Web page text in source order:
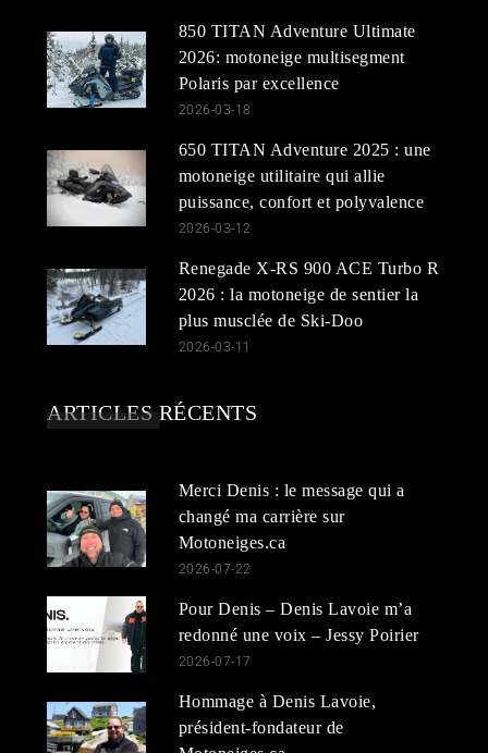
850 TITAN Adventure Ultimate
2026: motoneige multisegment
Polaris par excellence
2026-03-18
650 TITAN Adventure 2025 : une
motoneige utilitaire qui allie
puissance, confort et polyvalence
2026-03-12
Renegade X-RS 900 ACE Turbo R
2026 : la motoneige de sentier la
plus musclée de Ski-Doo
2026-03-11
ARTICLES RÉCENTS
Merci Denis : le message qui a
changé ma carrière sur
Motoneiges.ca
2026-07-22
Pour Denis – Denis Lavoie m’a
redonné une voix – Jessy Poirier
2026-07-17
Hommage à Denis Lavoie,
président-fondateur de